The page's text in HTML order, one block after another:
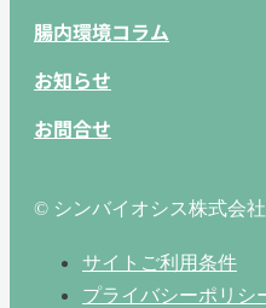
腸内環境コラム
お知らせ
お問合せ
© シンバイオシス株式会社
サイトご利用条件
プライバシーポリシ